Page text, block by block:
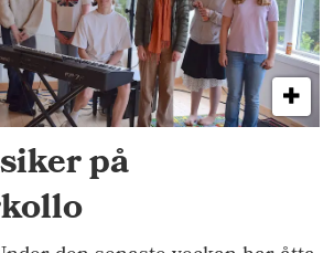
på